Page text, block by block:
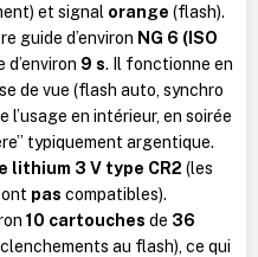
et signal orange (flash).
guide d’environ NG 6 (ISO
d’environ 9 s. Il fonctionne en
de vue (flash auto, synchro
en intérieur, en soirée
typiquement argentique.
lithium 3 V type CR2 (les
pas compatibles).
10 cartouches de 36
au flash), ce qui